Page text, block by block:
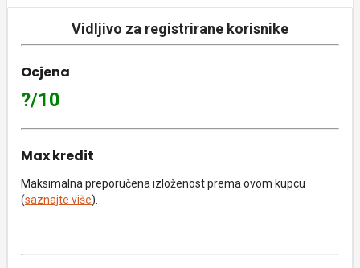
Vidljivo za registrirane korisnike
Ocjena
?/10
Max kredit
Maksimalna preporučena izloženost prema ovom kupcu
(saznajte više).